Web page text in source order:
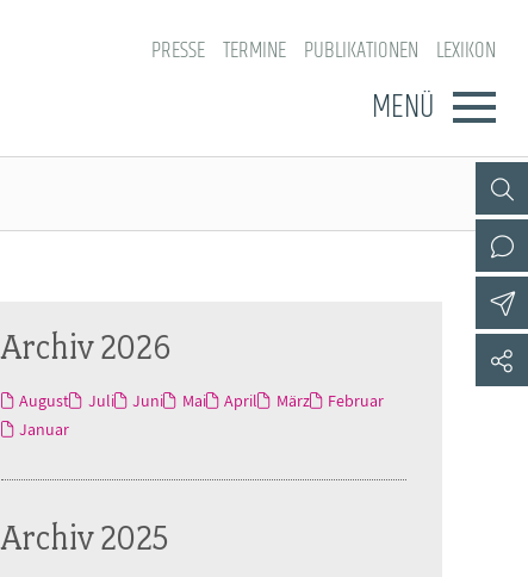
PRESSE TERMINE PUBLIKATIONEN LEXIKON
MENÜ
Archiv 2026
August Juli Juni Mai April März
Februar
Januar
Archiv 2025